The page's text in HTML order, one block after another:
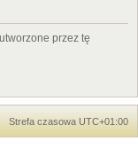
przez tę
Strefa czasowa UTC+01:00